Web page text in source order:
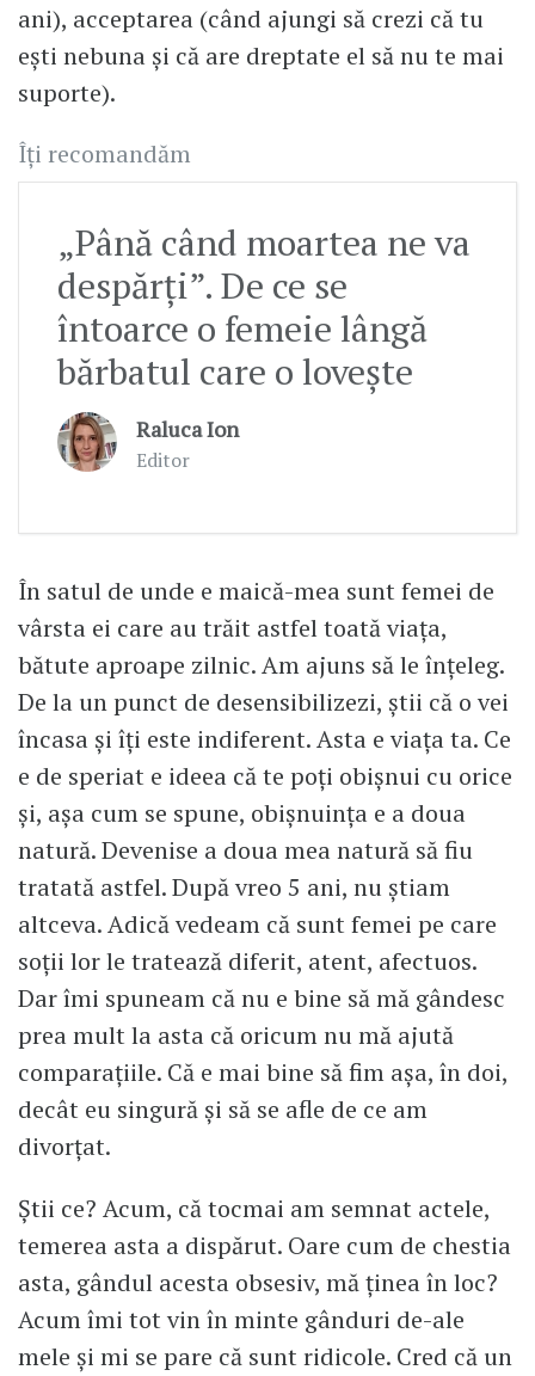
ani), acceptarea (când ajungi să crezi că tu
ești nebuna și că are dreptate el să nu te mai
suporte).
Îți recomandăm
„Până când moartea ne va
despărți”. De ce se
întoarce o femeie lângă
bărbatul care o lovește
Raluca Ion
Editor
În satul de unde e maică-mea sunt femei de
vârsta ei care au trăit astfel toată viața,
bătute aproape zilnic. Am ajuns să le înțeleg.
De la un punct de desensibilizezi, știi că o vei
încasa și îți este indiferent. Asta e viața ta. Ce
e de speriat e ideea că te poți obișnui cu orice
și, așa cum se spune, obișnuința e a doua
natură. Devenise a doua mea natură să fiu
tratată astfel. După vreo 5 ani, nu știam
altceva. Adică vedeam că sunt femei pe care
soții lor le tratează diferit, atent, afectuos.
Dar îmi spuneam că nu e bine să mă gândesc
prea mult la asta că oricum nu mă ajută
comparațiile. Că e mai bine să fim așa, în doi,
decât eu singură și să se afle de ce am
divorțat.
Știi ce? Acum, că tocmai am semnat actele,
temerea asta a dispărut. Oare cum de chestia
asta, gândul acesta obsesiv, mă ținea în loc?
Acum îmi tot vin în minte gânduri de-ale
mele și mi se pare că sunt ridicole. Cred că un